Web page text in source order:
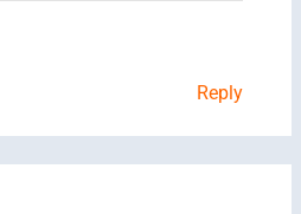
Reply